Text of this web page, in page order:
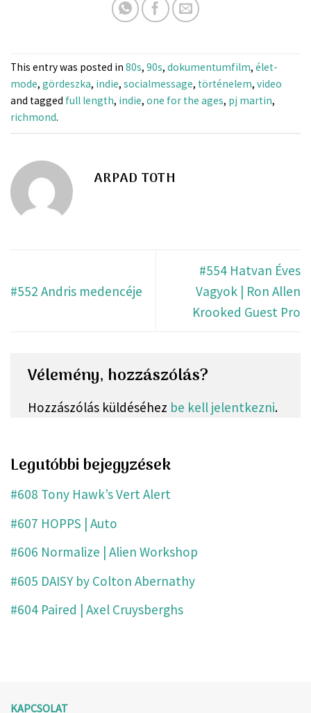
This entry was posted in 80s, 90s, dokumentumfilm, élet-
mode, gördeszka, indie, socialmessage, történelem, video
and tagged full length, indie, one for the ages, pj martin,
richmond.
ARPAD TOTH
#552 Andris medencéje
#554 Hatvan Éves
Vagyok | Ron Allen
Krooked Guest Pro
Vélemény, hozzászólás?
Hozzászólás küldéséhez be kell jelentkezni.
Legutóbbi bejegyzések
#608 Tony Hawk’s Vert Alert
#607 HOPPS | Auto
#606 Normalize | Alien Workshop
#605 DAISY by Colton Abernathy
#604 Paired | Axel Cruysberghs
KAPCSOLAT